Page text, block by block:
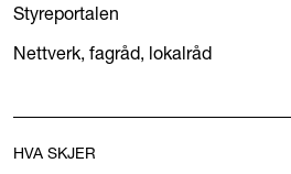
Styreportalen
Nettverk, fagråd, lokalråd
HVA SKJER